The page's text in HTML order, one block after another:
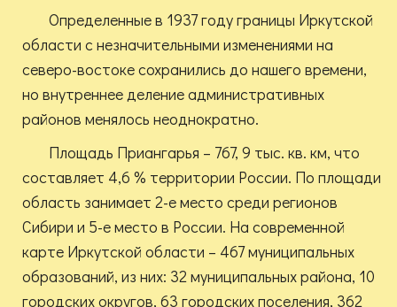
Определенные в 1937 году границы Иркутской
области с незначительными изменениями на
северо-востоке сохранились до нашего времени,
но внутреннее деление административных
районов менялось неоднократно.
Площадь Приангарья – 767, 9 тыс. кв. км, что
составляет 4,6 % территории России. По площади
область занимает 2-е место среди регионов
Сибири и 5-е место в России. На современной
карте Иркутской области – 467 муниципальных
образований, из них: 32 муниципальных района, 10
городских округов, 63 городских поселения, 362